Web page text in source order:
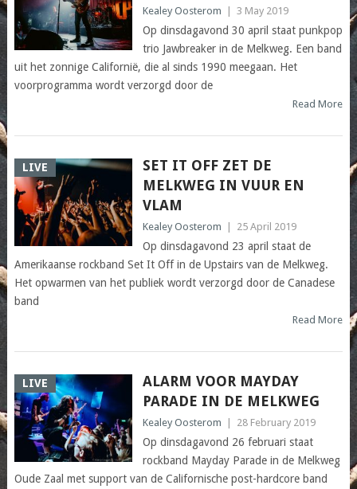
Kealey Oosterom 3 May 2019
Op dinsdagavond 30 april staat punkpop
trio Jawbreaker in de Melkweg. Een band
uit het zonnige Californië, die al sinds 1990 meegaan. Het
voorprogramma wordt verzorgd door de
Read More
LIVE
SET IT OFF ZET DE
MELKWEG IN VUUR EN
VLAM
Kealey Oosterom 25 April 2019
Op dinsdagavond 23 april staat de
Amerikaanse rockband Set It Off in de Upstairs van de Melkweg.
Het opwarmen van het publiek wordt verzorgd door de Canadese
band
Read More
LIVE
ALARM VOOR MAYDAY
PARADE IN DE MELKWEG
Kealey Oosterom 28 February 2019
Op dinsdagavond 26 februari staat
rockband Mayday Parade in de Melkweg
Oude Zaal met support van de Californische post-hardcore band